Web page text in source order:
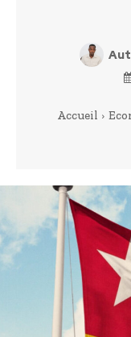
Accueil